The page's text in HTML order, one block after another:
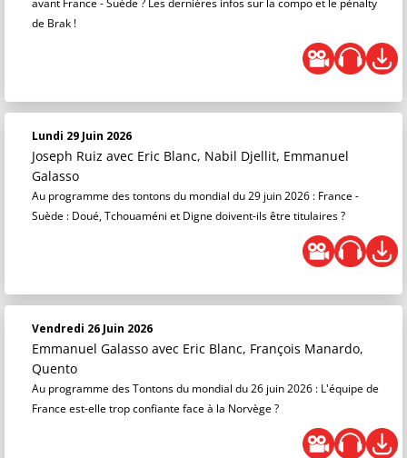
de Brak !
Lundi 29 Juin 2026
Joseph Ruiz avec Eric Blanc, Nabil Djellit, Emmanuel
Galasso
Au programme des tontons du mondial du 29 juin 2026 : France -
Suède : Doué, Tchouaméni et Digne doivent-ils être titulaires ?
Vendredi 26 Juin 2026
Emmanuel Galasso avec Eric Blanc, François Manardo,
Quento
Au programme des Tontons du mondial du 26 juin 2026 : L'équipe de
France est-elle trop confiante face à la Norvège ?